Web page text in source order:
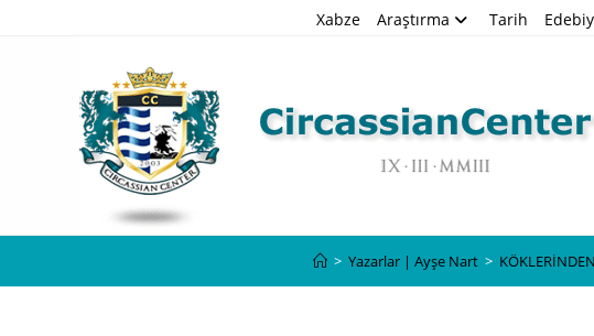
Xabze Araştırma Tarih
> Yazarlar | Ayşe Nart >